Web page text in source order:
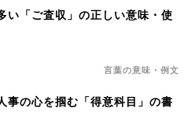
い「ご査収」の正しい意味・使
言葉の意味・例文
事の心を掴む「得意科目」の書